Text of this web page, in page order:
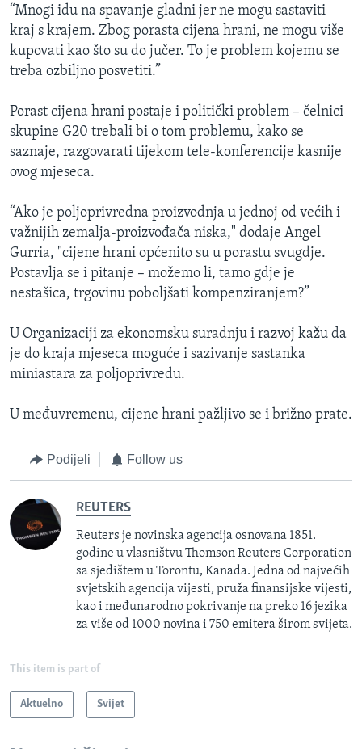
“Mnogi idu na spavanje gladni jer ne mogu sastaviti
kraj s krajem. Zbog porasta cijena hrani, ne mogu više
kupovati kao što su do jučer. To je problem kojemu se
treba ozbiljno posvetiti.”
Porast cijena hrani postaje i politički problem – čelnici
skupine G20 trebali bi o tom problemu, kako se
saznaje, razgovarati tijekom tele-konferencije kasnije
ovog mjeseca.
“Ako je poljoprivredna proizvodnja u jednoj od većih i
važnijih zemalja-proizvođača niska," dodaje Angel
Gurria, "cijene hrani općenito su u porastu svugdje.
Postavlja se i pitanje – možemo li, tamo gdje je
nestašica, trgovinu poboljšati kompenziranjem?”
U Organizaciji za ekonomsku suradnju i razvoj kažu da
je do kraja mjeseca moguće i sazivanje sastanka
miniastara za poljoprivredu.
U međuvremenu, cijene hrani pažljivo se i brižno prate.
Podijeli Follow us
REUTERS
Reuters je novinska agencija osnovana 1851.
godine u vlasništvu Thomson Reuters Corporation
sa sjedištem u Torontu, Kanada. Jedna od najvećih
svjetskih agencija vijesti, pruža finansijske vijesti,
kao i međunarodno pokrivanje na preko 16 jezika
za više od 1000 novina i 750 emitera širom svijeta.
This item is part of
Aktuelno Svijet